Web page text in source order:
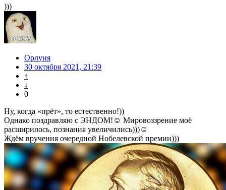
)))
Орлуня
30 октября 2021, 21:39
↑
↓
0
Ну, когда «прёт», то естественно!))
Однако поздравляю с ЭНДОМ!☺ Мировоззрение моё
расширилось, познания увеличились)))☺
Ждём вручения очередной Нобелевской премии)))